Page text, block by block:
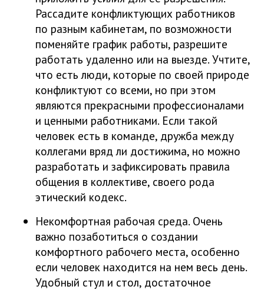
Рассадите конфликтующих работников
по разным кабинетам, по возможности
поменяйте график работы, разрешите
работать удаленно или на выезде. Учтите,
что есть люди, которые по своей природе
конфликтуют со всеми, но при этом
являются прекрасными профессионалами
и ценными работниками. Если такой
человек есть в команде, дружба между
коллегами вряд ли достижима, но можно
разработать и зафиксировать правила
общения в коллективе, своего рода
этический кодекс.
Некомфортная рабочая среда. Очень
важно позаботиться о создании
комфортного рабочего места, особенно
если человек находится на нем весь день.
Удобный стул и стол, достаточное